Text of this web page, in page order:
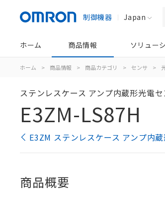
制御機器 Japan
ホーム 商品情報 ソリュー
ホーム > 商品情報 > 商品カテゴリ > センサ >
ステンレスケース アンプ内蔵形光電
E3ZM-LS87H
E3ZM ステンレスケース アンプ内
商品概要